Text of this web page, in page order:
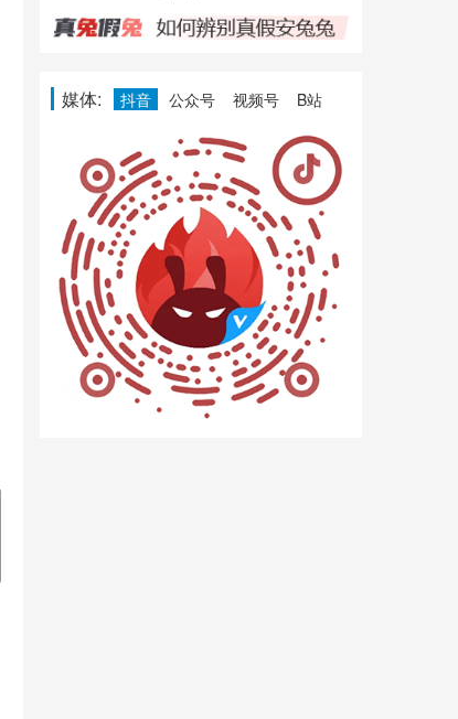
媒体: 抖音 公众号 视频号 B站